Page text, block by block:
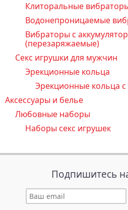
Клиторальные
Водонепроницаемые
Вибраторы с
(перезаряжаемые)
Секс игрушки для мужчин
Эрекционные кольца
Эрекционные кольца
Аксессуары и белье
Любовные наборы
Наборы секс игрушек
Подпишитесь